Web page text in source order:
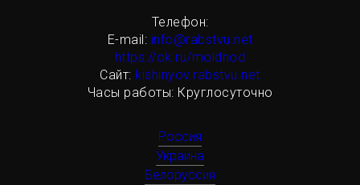
Телефон:
Е-mail: info@rabstvu.net
https://ok.ru/moldnod
Сайт: kishinyov.rabstvu.net
Часы работы: Круглосуточно
Россия
Украина
Белоруссия